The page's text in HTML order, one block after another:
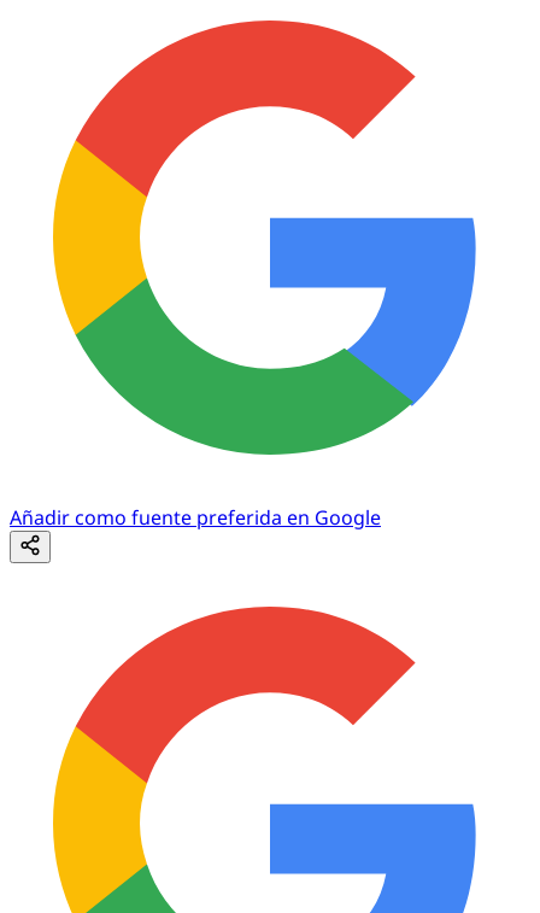
Añadir como fuente preferida en Google